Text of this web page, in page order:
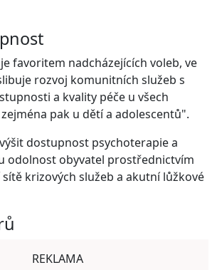
favoritem nadcházejících voleb, ve
rozvoj komunitních služeb s
a kvality péče u všech
pak u dětí a adolescentů".
dostupnost psychoterapie a
odolnost obyvatel prostřednictvím
krizových služeb a akutní lůžkové
REKLAMA